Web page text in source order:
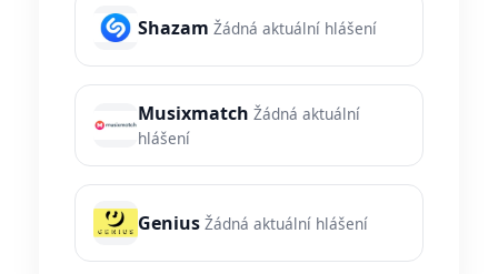
Shazam Žádná aktuální hlášení
Musixmatch Žádná aktuální
hlášení
Genius Žádná aktuální hlášení